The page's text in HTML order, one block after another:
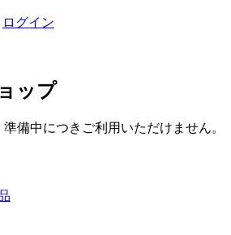
ログイン
ップ
備中につきご利用いただけません。